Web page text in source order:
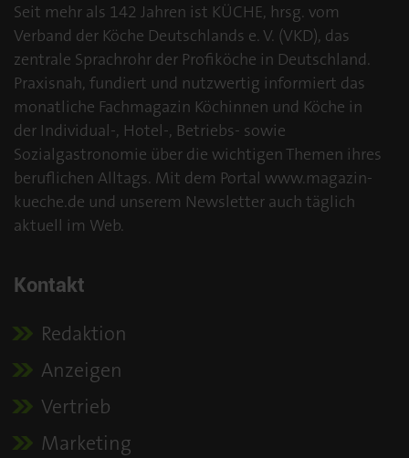
Seit mehr als 142 Jahren ist KÜCHE, hrsg. vom
Verband der Köche Deutschlands e. V. (VKD), das
zentrale Sprachrohr der Profiköche in Deutschland.
Praxisnah, fundiert und nutzwertig informiert das
monatliche Fachmagazin Köchinnen und Köche in
der Individual-, Hotel-, Betriebs- sowie
Sozialgastronomie über die wichtigen Themen ihres
beruflichen Alltags. Mit dem Portal www.magazin-
kueche.de und unserem Newsletter auch täglich
aktuell im Web.
Kontakt
Redaktion
Anzeigen
Vertrieb
Marketing